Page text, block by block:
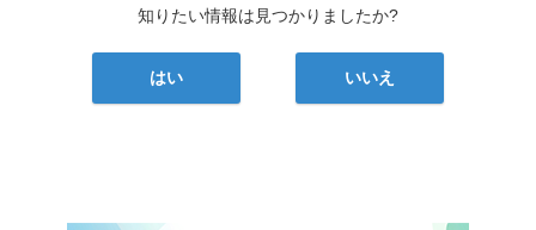
知りたい情報は見つかりましたか?
はい いいえ